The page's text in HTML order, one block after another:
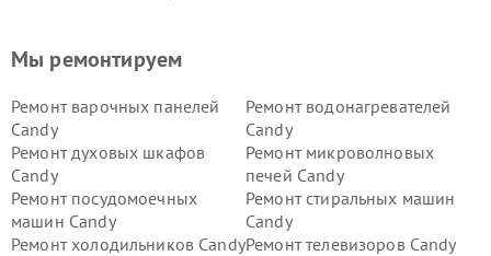
Мы ремонтируем
Ремонт варочных панелей
Candy
Ремонт водонагревателей
Candy
Ремонт духовых шкафов
Candy
Ремонт микроволновых
печей Candy
Ремонт посудомоечных
машин Candy
Ремонт стиральных машин
Candy
Ремонт холодильников CandyРемонт телевизоров Candy